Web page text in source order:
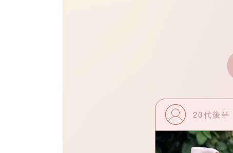
20代後半